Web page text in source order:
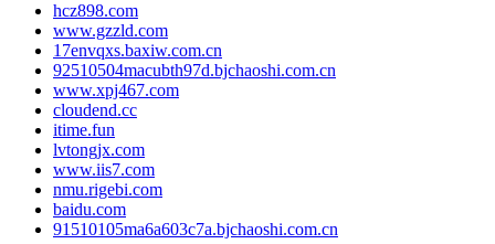
hcz898.com
www.gzzld.com
17envqxs.baxiw.com.cn
92510504macubth97d.bjchaoshi.com.cn
www.xpj467.com
cloudend.cc
itime.fun
lvtongjx.com
www.iis7.com
nmu.rigebi.com
baidu.com
91510105ma6a603c7a.bjchaoshi.com.cn